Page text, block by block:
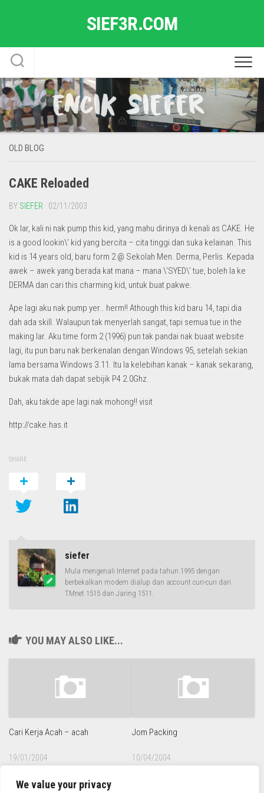
We value your privacy
SIEF3R.COM
OLD BLOG
CAKE Reloaded
BY SIEFER · 02/11/2003
Ok lar, kali ni nak pump this kid, yang mahu dirinya di kenali as CAKE. He
is a good lookin\’ kid yang bercita – cita tinggi dan suka kelainan. This
kid is 14 years old, baru form 2 @ Sekolah Men. Derma, Perlis. Kepada
awek – awek yang berada kat mana – mana \’SYED\’ tue, boleh la ke
DERMA dan cari this charming kid, untuk buat pakwe.
Ape lagi aku nak pump yer.. herm!! Athough this kid baru 14, tapi dia
dah ada skill. Walaupun tak menyerlah sangat, tapi semua tue in the
making lar. Aku time form 2 (1996) pun tak pandai nak buaat website
lagi, itu pun baru nak berkenalan dengan Windows 95, setelah sekian
lama bersama Windows 3.11. Itu la kelebihan kanak – kanak sekarang,
bukak mata dah dapat sebijik P4 2.0Ghz.
Dah, aku takde ape lagi nak mohong!! visit
http://cake.has.it
SHARE
siefer
Mula mengenali Internet pada tahun 1995 dengan
berbekalkan modem dialup dan account curi-curi dari
TMnet 1515 dan Jaring 1511.
YOU MAY ALSO LIKE...
Cari Kerja Acah – acah
19/01/2004
Jom Packing
10/04/2004